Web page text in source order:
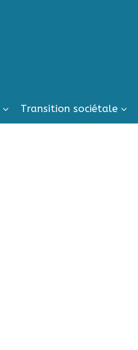
Transition sociétale